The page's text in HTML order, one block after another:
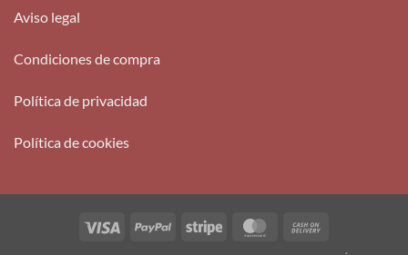
Aviso legal
Condiciones de compra
Política de privacidad
Política de cookies
Visa PayPal Stripe MasterCard